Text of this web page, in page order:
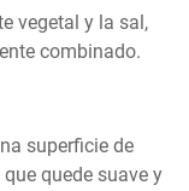
vegetal y la sal,
combinado.
superficie de
quede suave y